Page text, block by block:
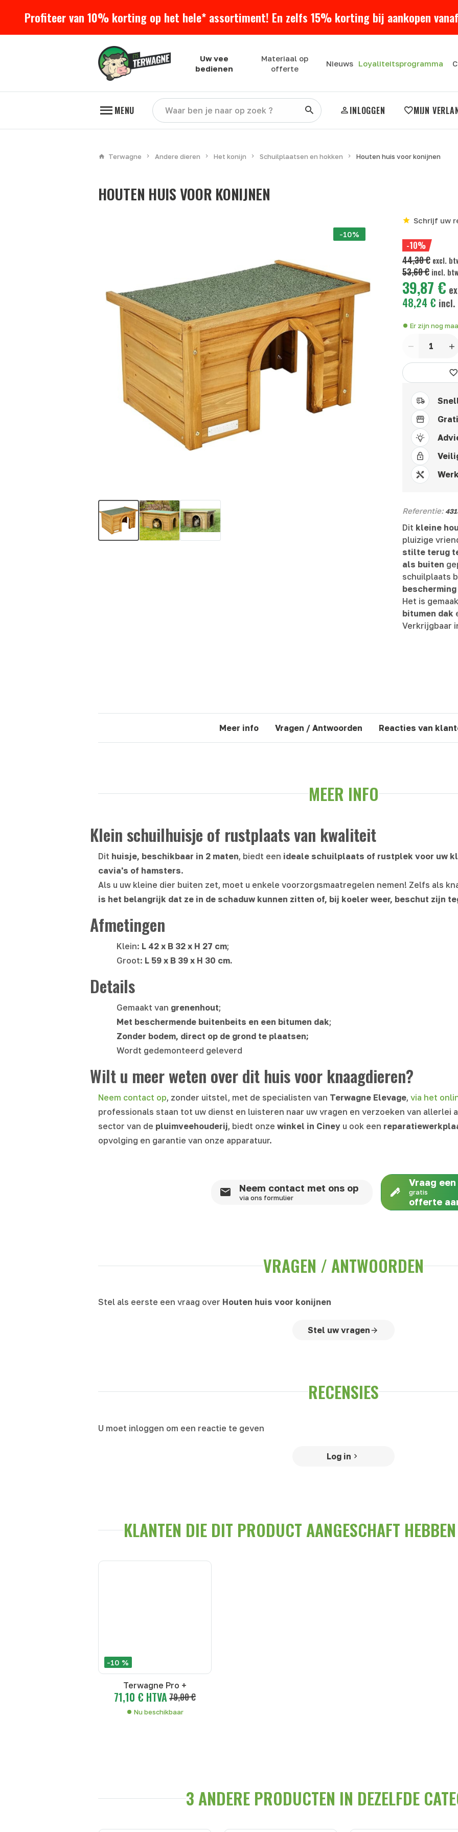
Profiteer van 10% korting op het hele* assortiment! En zelfs 15% korting bij aankopen
Uw vee
bedienen
Materiaal op
offerte
Nieuws Loyaliteitsprogramma
MENU INLOGGEN MIJN
Terwagne Andere dieren Het konijn Schuilplaatsen en hokken Houten huis voor konijnen
HOUTEN HUIS VOOR KONIJNEN
Schrijf uw
-10%
-10%
44,30 € excl.
53,60 € incl.
39,87 €
48,24 € incl.
Er zijn nog
Aantal
Referentie:
Dit kleine
pluizige
stilte terug
als buiten
schuilplaats
Het is
bitumen dak
Verkrijgbaar
Meer info Vragen / Antwoorden Reacties van
MEER INFO
Klein schuilhuisje of rustplaats van kwaliteit
Dit huisje, beschikbaar in 2 maten, biedt een ideale schuilplaats of rustplek voor uw
cavia's of hamsters.
Als u uw kleine dier buiten zet, moet u enkele voorzorgsmaatregelen nemen! Zelfs als
is het belangrijk dat ze in de schaduw kunnen zitten of, bij koeler weer, beschut zijn
Afmetingen
Klein: L 42 x B 32 x H 27 cm;
Groot: L 59 x B 39 x H 30 cm.
Details
Gemaakt van grenenhout;
Met beschermende buitenbeits en een bitumen dak;
Zonder bodem, direct op de grond te plaatsen;
Wordt gedemonteerd geleverd
Wilt u meer weten over dit huis voor knaagdieren?
Neem contact op, zonder uitstel, met de specialisten van Terwagne Elevage, via het
professionals staan tot uw dienst en luisteren naar uw vragen en verzoeken van allerlei
sector van de pluimveehouderij, biedt onze winkel in Ciney u ook een
opvolging en garantie van onze apparatuur.
Neem contact met ons op
via ons formulier
Vraag een
gratis
offerte
VRAGEN / ANTWOORDEN
Stel als eerste een vraag over Houten huis voor konijnen
Stel uw vragen
RECENSIES
U moet inloggen om een reactie te geven
Log in
KLANTEN DIE DIT PRODUCT AANGESCHAFT
-10 %
Terwagne Pro +
71,10 € HTVA79,00 €
Nu beschikbaar
3 ANDERE PRODUCTEN IN DEZELFDE